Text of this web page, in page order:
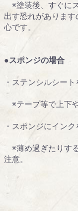
※塗装後、すぐに
出す恐れがありま
心です。
●スポンジの場合
・ステンシルシー
※テープ等で上下
・スポンジにイン
※薄め過ぎたりす
注意。